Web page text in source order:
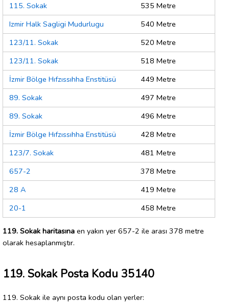
115. Sokak
535 Metre
Izmir Halk Sagligi Mudurlugu
540 Metre
123/11. Sokak
520 Metre
123/11. Sokak
518 Metre
İzmir Bölge Hıfzıssıhha Enstitüsü
449 Metre
89. Sokak
497 Metre
89. Sokak
496 Metre
İzmir Bölge Hıfzıssıhha Enstitüsü
428 Metre
123/7. Sokak
481 Metre
657-2
378 Metre
28 A
419 Metre
20-1
458 Metre
119. Sokak haritasına en yakın yer 657-2 ile arası 378 metre
olarak hesaplanmıştır.
119. Sokak Posta Kodu 35140
119. Sokak ile aynı posta kodu olan yerler: